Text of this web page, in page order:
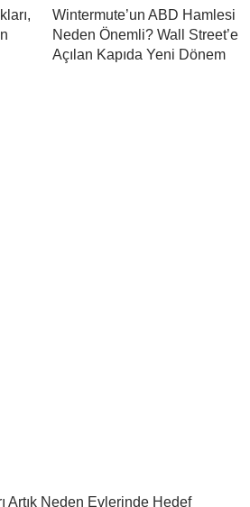
Wintermute’un ABD Hamlesi
Neden Önemli? Wall Street’e
Açılan Kapıda Yeni Dönem
Artık Neden Evlerinde Hedef